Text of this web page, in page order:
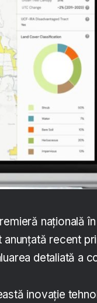
națională
anunțată recent
detaliată a
inovație